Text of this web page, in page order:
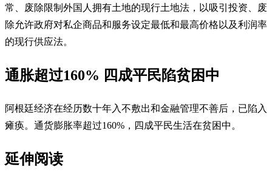
常、废除限制外国人拥有土地的现行土地法，以吸引投资、废
除允许政府对私企商品和服务设定最低和最高价格以及利润率
的现行供应法。
通胀超过160% 四成平民陷贫困中
阿根廷经济在经历数十年入不敷出和金融管理不善后，已陷入
瘫痪。通货膨胀率超过160%，四成平民生活在贫困中。
延伸阅读